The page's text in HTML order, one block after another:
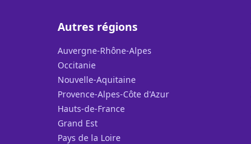
Autres régions
Auvergne-Rhône-Alpes
Occitanie
Nouvelle-Aquitaine
Provence-Alpes-Côte d'Azur
Hauts-de-France
Grand Est
Pays de la Loire